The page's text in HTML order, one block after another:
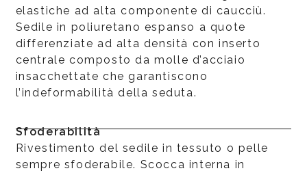
elastiche ad alta componente di caucciù.
Sedile in poliuretano espanso a quote
differenziate ad alta densità con inserto
centrale composto da molle d’acciaio
insacchettate che garantiscono
l’indeformabilità della seduta.
Sfoderabilità
Rivestimento del sedile in tessuto o pelle
sempre sfoderabile. Scocca interna in